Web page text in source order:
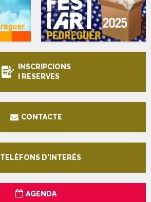
INSCRIPCIONS
I RESERVES
CONTACTE
TELÈFONS D'INTERÉS
AGENDA